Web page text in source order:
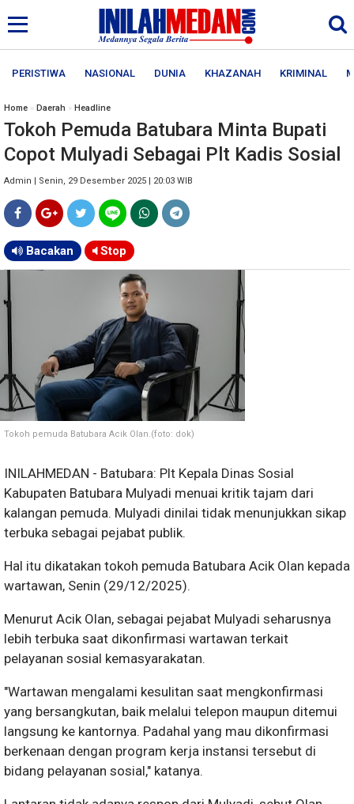
PERISTIWA NASIONAL DUNIA KHAZANAH KRIMINAL
Home » Daerah » Headline
Tokoh Pemuda Batubara Minta Bupati
Copot Mulyadi Sebagai Plt Kadis Sosial
Admin | Senin, 29 Desember 2025 | 20:03 WIB
Bacakan Stop
Tokoh pemuda Batubara Acik Olan.(foto: dok)
INILAHMEDAN - Batubara: Plt Kepala Dinas Sosial
Kabupaten Batubara Mulyadi menuai kritik tajam dari
kalangan pemuda. Mulyadi dinilai tidak menunjukkan sikap
terbuka sebagai pejabat publik.
Hal itu dikatakan tokoh pemuda Batubara Acik Olan kepada
wartawan, Senin (29/12/2025).
Menurut Acik Olan, sebagai pejabat Mulyadi seharusnya
lebih terbuka saat dikonfirmasi wartawan terkait
pelayanan sosial kemasyarakatan.
"Wartawan mengalami kesulitan saat mengkonfirmasi
yang bersangkutan, baik melalui telepon maupun ditemui
langsung ke kantornya. Padahal yang mau dikonfirmasi
berkenaan dengan program kerja instansi tersebut di
bidang pelayanan sosial," katanya.